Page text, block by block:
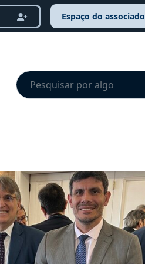
Espaço do associado
Ir para o resultado